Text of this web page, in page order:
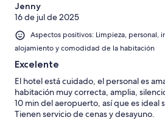
Jenny
16 de jul de 2025
Aspectos positivos: Limpieza, personal,
alojamiento y comodidad de la habitación
Excelente
El hotel está cuidado, el personal es
habitación muy correcta, amplia,
10 min del aeropuerto, así que es ideal
Tienen servicio de cenas y desayuno.